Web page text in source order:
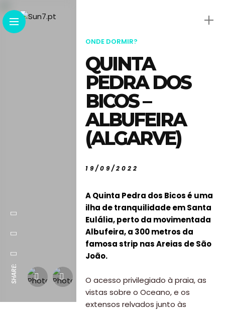
SHARE:
ONDE DORMIR?
QUINTA
PEDRA DOS
BICOS –
ALBUFEIRA
(ALGARVE)
19/09/2022
A Quinta Pedra dos Bicos é uma
ilha de tranquilidade em Santa
Eulália, perto da movimentada
Albufeira, a 300 metros da
famosa strip nas Areias de São
João.
O acesso privilegiado à praia, as
vistas sobre o Oceano, e os
extensos relvados junto às